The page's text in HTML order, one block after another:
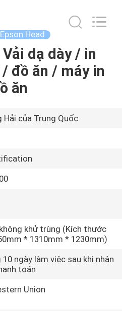
Head
dạ dày / in
đồ ăn / máy in
ăn
Hải của Trung Quốc
khử trùng (Kích thước
* 1310mm * 1230mm)
10 ngày làm việc sau khi nhận
toán
Union